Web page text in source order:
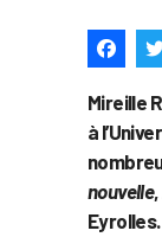
Mireille
à
nouvelle,